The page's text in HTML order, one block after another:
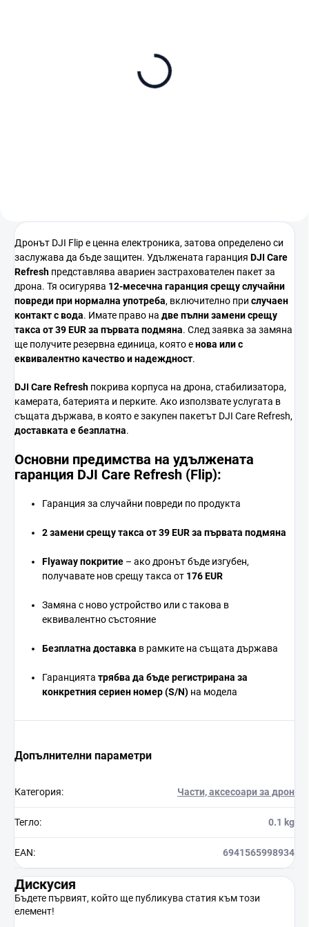
DJI Flip Fly More Combo
Дронът DJI Flipе ценна електроника, затова определеноси
заслужава да бъдезащитен. Удължената гаранция DJI Care
Refresh представлява авариен застрахователен пакетза
дрона. Тя осигурява 12-месечна гаранция срещуслучайни
повредипринормална употреба, включително при случаен
контактсвода. Имате право на двепълнизаменисрещу
такса от 39EURза първата подмяна. След заявка за замяна
ще получите резервна единица, коятоенова илис
еквивалентнокачествоинадеждност.
DJI CareRefresh покрива корпусa на дрона, стабилизатора,
камерата, батерията и перките. Ако използватеуслугата в
същата държава, в коятоезакупен пакетът DJI Care Refresh,
доставката ебезплатна.
Основни предимства на удължената
гаранция DJI Care Refresh (Flip):
Гаранция за случайни повреди по продукта
2заменисрещутакса от 39EURза първата подмяна
Flyawayпокритие – ако дронътбъде изгубен,
получавате новсрещутакса от 176EUR
Замяна с новоустройство или стакова в
еквивалентносъстояние
Безплатна доставка в рамките на същата държава
Гаранцията трябва да бъдерегистрирана за
конкретния сериенномер (S/N) на модела
Допълнителни параметри
Категория: Части, аксесоари за дрон
Тегло: 0.1 kg
EAN: 6941565998934
Дискусия
Бъдете първият, който ще публикува статия към този
елемент!